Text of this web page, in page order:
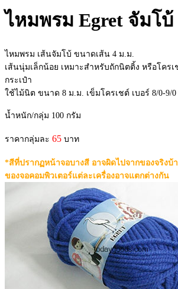
ไหมพรม Egret จัมโบ้
ไหมพรม เส้นจัมโบ้ ขนาดเส้น 4 ม.ม.
เส้นนุ่มเล็กน้อย เหมาะสำหรับถักนิตติ้ง หรือโคร
กระเป๋า
ใช้ไม้นิต ขนาด 8 ม.ม. เข็มโครเชต์ เบอร์ 8/0-9/0
น้ำหนัก/กลุ่ม 100 กรัม
ราคากลุ่มละ 65 บาท
*สีที่ปรากฏหน้าจอบางสี อาจผิดไปจากของจริงบ้า
ของจอคอมพิวเตอร์แต่ละเครื่องอาจแตกต่างกัน